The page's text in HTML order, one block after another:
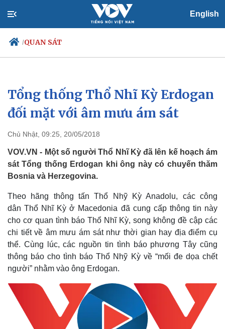
English
/QUAN SÁT
Chính trị
Đảng
Tổ chức nhân sự
Nhận diện sự thật
Xã hội
Tin 24h
Dự báo thời tiết
Việc làm
Biển đảo
Tổng thống Thổ Nhĩ Kỳ Erdogan
đối mặt với âm mưu ám sát
Chủ Nhật, 09:25, 20/05/2018
VOV.VN - Một số người Thổ Nhĩ Kỳ đã lên kế hoạch ám
sát Tổng thống Erdogan khi ông này có chuyến thăm
Bosnia và Herzegovina.
Theo hãng thông tấn Thổ Nhỹ Kỳ Anadolu, các công
dân Thổ Nhĩ Kỳ ở Macedonia đã cung cấp thông tin này
cho cơ quan tình báo Thổ Nhĩ Kỳ, song không đề cập các
chi tiết về âm mưu ám sát như thời gian hay địa điểm cụ
thể. Cùng lúc, các nguồn tin tình báo phương Tây cũng
thông báo cho tình báo Thổ Nhỹ Kỳ về “mối đe dọa chết
người” nhằm vào ông Erdogan.